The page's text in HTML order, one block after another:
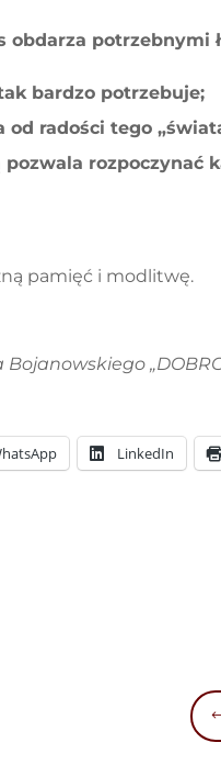
obdarza potrzebnymi
bardzo potrzebuje;
od radości tego
pozwala rozpoczynać
pamięć i modlitwę.
LinkedIn